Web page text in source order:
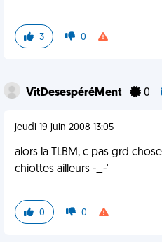
3 0
VitDesespéréMent 0
jeudi 19 juin 2008 13:05
alors la TLBM, c pas grd
chiottes ailleurs -_-'
0 0